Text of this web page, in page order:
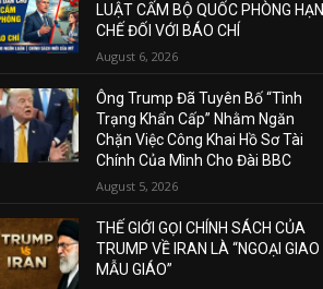
LUẬT CẤM BỘ QUỐC PHÒNG HẠN
CHẾ ĐỐI VỚI BÁO CHÍ
August 6, 2026
Ông Trump Đã Tuyên Bố “Tình
Trạng Khẩn Cấp” Nhằm Ngăn
Chặn Việc Công Khai Hồ Sơ Tài
Chính Của Mình Cho Đài BBC
August 5, 2026
THẾ GIỚI GỌI CHÍNH SÁCH CỦA
TRUMP VỀ IRAN LÀ “NGOẠI GIAO
MẪU GIÁO”